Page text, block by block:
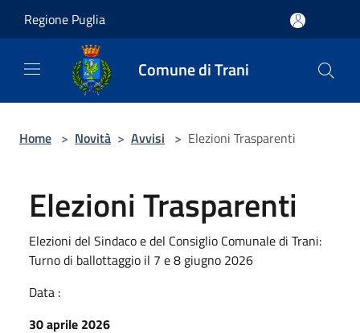
Regione Puglia
Comune di Trani
Home > Novità > Avvisi > Elezioni Trasparenti
Elezioni Trasparenti
Elezioni del Sindaco e del Consiglio Comunale di Trani:
Turno di ballottaggio il 7 e 8 giugno 2026
Data :
30 aprile 2026